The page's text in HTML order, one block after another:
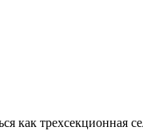
как трехсекционная